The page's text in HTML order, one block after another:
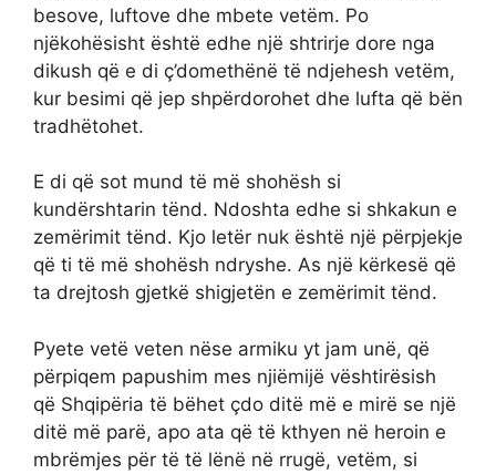
besove, luftove dhe mbete vetëm. Po
njëkohësisht është edhe një shtrirje dore nga
dikush që e di ç’domethënë të ndjehesh vetëm,
kur besimi që jep shpërdorohet dhe lufta që bën
tradhëtohet.
E di që sot mund të më shohësh si
kundërshtarin tënd. Ndoshta edhe si shkakun e
zemërimit tënd. Kjo letër nuk është një përpjekje
që ti të më shohësh ndryshe. As një kërkesë që
ta drejtosh gjetkë shigjetën e zemërimit tënd.
Pyete vetë veten nëse armiku yt jam unë, që
përpiqem papushim mes njiëmijë vështirësish
që Shqipëria të bëhet çdo ditë më e mirë se një
ditë më parë, apo ata që të kthyen në heroin e
mbrëmjes për të të lënë në rrugë, vetëm, si